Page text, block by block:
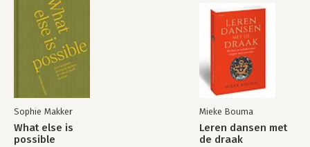
Sophie Makker
What else is
possible
Mieke Bouma
Leren dansen met
de draak